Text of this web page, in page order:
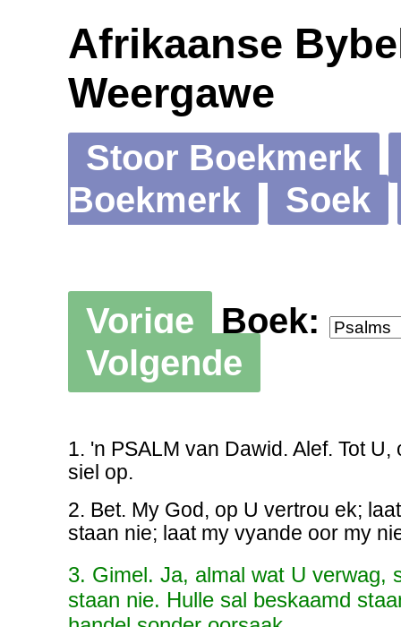
Afrikaanse
Weergawe
Stoor Boekmerk
Boekmerk
Soek
Vorige
Boek:
Volgende
1. 'n PSALM van Dawid. Alef. Tot
siel op.
2. Bet. My God, op U vertrou ek;
staan nie; laat my vyande oor my
3. Gimel. Ja, almal wat U verwag,
staan nie. Hulle sal beskaamd